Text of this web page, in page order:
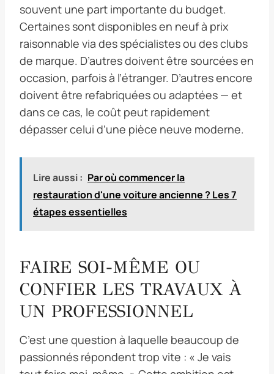
souvent une part importante du budget.
Certaines sont disponibles en neuf à prix
raisonnable via des spécialistes ou des clubs
de marque. D’autres doivent être sourcées en
occasion, parfois à l’étranger. D’autres encore
doivent être refabriquées ou adaptées — et
dans ce cas, le coût peut rapidement
dépasser celui d’une pièce neuve moderne.
Lire aussi : Par où commencer la
restauration d'une voiture ancienne ? Les 7
étapes essentielles
FAIRE SOI-MÊME OU
CONFIER LES TRAVAUX À
UN PROFESSIONNEL
C’est une question à laquelle beaucoup de
passionnés répondent trop vite : « Je vais